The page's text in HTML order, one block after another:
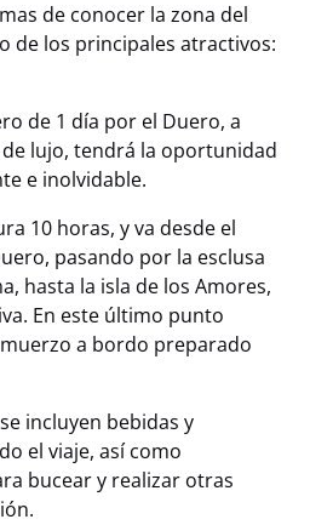
de conocer la zona del
de los principales atractivos:
de 1 día por el Duero, a
lujo, tendrá la oportunidad
e inolvidable.
10 horas, y va desde el
pasando por la esclusa
hasta la isla de los Amores,
En este último punto
a bordo preparado
incluyen bebidas y
el viaje, así como
bucear y realizar otras